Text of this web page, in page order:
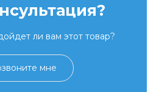
ли вам этот товар?
мне